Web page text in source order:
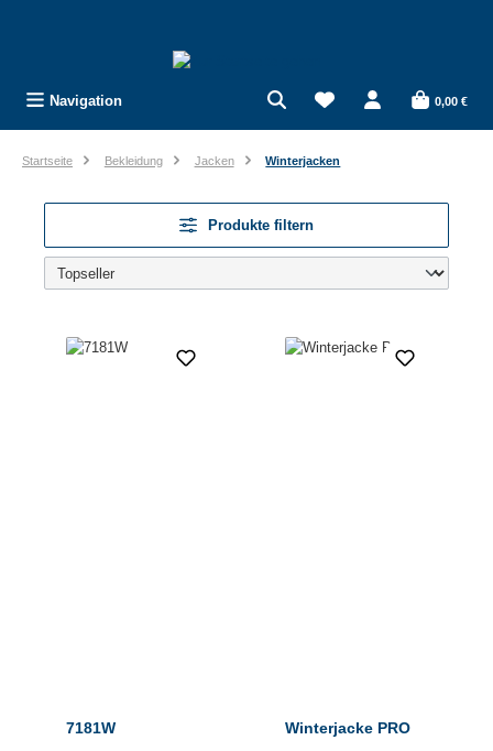
Navigation 0,00 €
Startseite Bekleidung Jacken Winterjacken
Produkte filtern
7181W Winterjacke PRO